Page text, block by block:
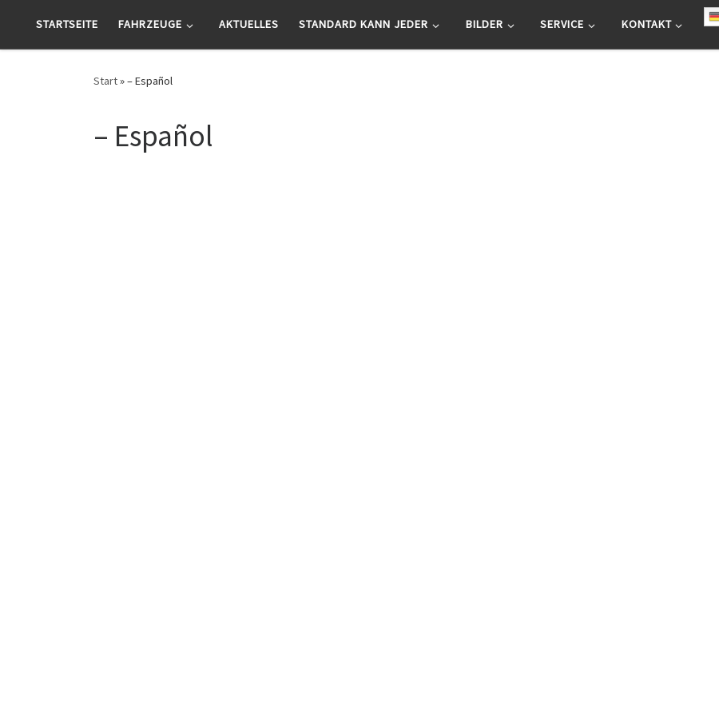
Zum Inhalt springen
STARTSEITE FAHRZEUGE AKTUELLES STANDARD KANN JEDER BILDER SERVICE KONTAKT
Start»– Español
– Español